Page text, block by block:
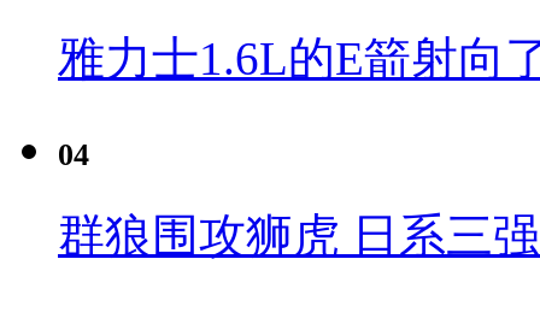
雅力士1.6L的E箭射向
04
群狼围攻狮虎 日系三